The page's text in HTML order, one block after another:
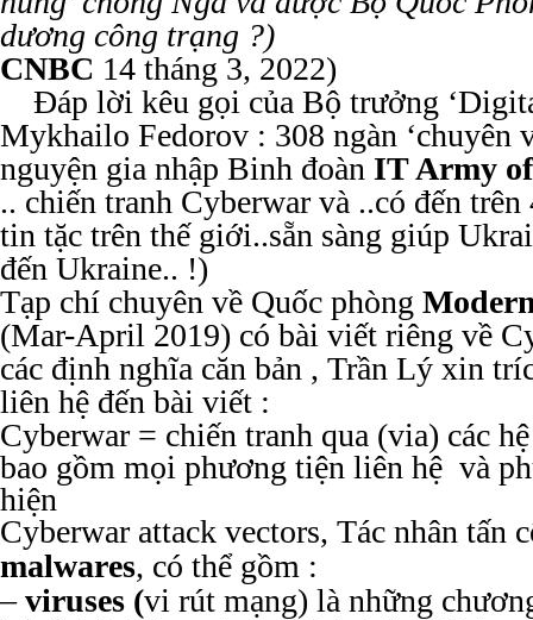
dương công trạng ?)
CNBC 14 tháng 3, 2022)
Đáp lời kêu gọi của Bộ trưởng
Mykhailo Fedorov : 308 ngàn ‘chuyên
nguyện gia nhập Binh đoàn IT Army
.. chiến tranh Cyberwar và ..có đến trên
tin tặc trên thế giới..sẵn sàng giúp
đến Ukraine.. !)
Tạp chí chuyên về Quốc phòng
(Mar-April 2019) có bài viết riêng về
các định nghĩa căn bản , Trần Lý xin
liên hệ đến bài viết :
Cyberwar = chiến tranh qua (via) các
bao gồm mọi phương tiện liên hệ và
hiện
Cyberwar attack vectors, Tác nhân tấn
malwares, có thể gồm :
–viruses (vi rút mạng) là những